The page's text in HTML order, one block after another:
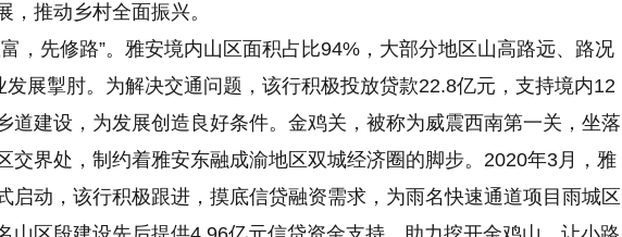
，推动乡村全面振兴。
，先修路”。雅安境内山区面积占比94%，大部分地区山高路远、路况
发展掣肘。为解决交通问题，该行积极投放贷款22.8亿元，支持境内12
道建设，为发展创造良好条件。金鸡关，被称为威震西南第一关，坐落
交界处，制约着雅安东融成渝地区双城经济圈的脚步。2020年3月，雅
启动，该行积极跟进，摸底信贷融资需求，为雨名快速通道项目雨城区